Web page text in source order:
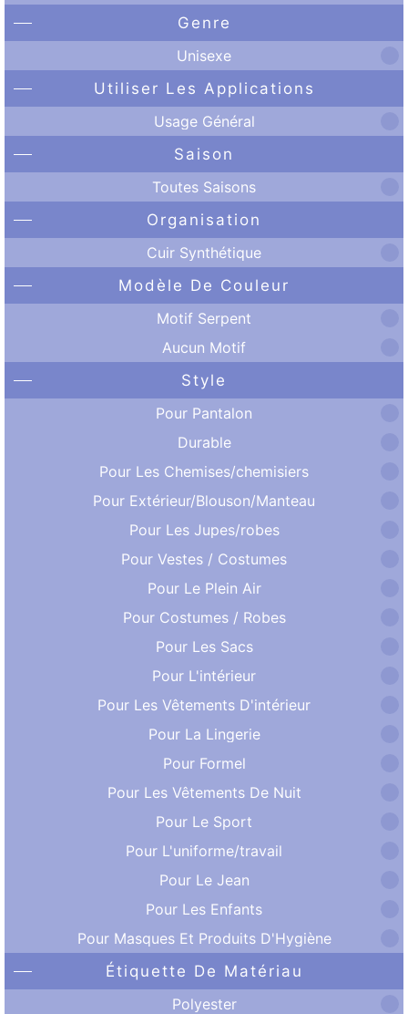
Genre
Unisexe
Utiliser Les Applications
Usage Général
Saison
Toutes Saisons
Organisation
Cuir Synthétique
Modèle De Couleur
Motif Serpent
Aucun Motif
Style
Pour Pantalon
Durable
Pour Les Chemises/chemisiers
Pour Extérieur/Blouson/Manteau
Pour Les Jupes/robes
Pour Vestes / Costumes
Pour Le Plein Air
Pour Costumes / Robes
Pour Les Sacs
Pour L'intérieur
Pour Les Vêtements D'intérieur
Pour La Lingerie
Pour Formel
Pour Les Vêtements De Nuit
Pour Le Sport
Pour L'uniforme/travail
Pour Le Jean
Pour Les Enfants
Pour Masques Et Produits D'Hygiène
Étiquette De Matériau
Polyester